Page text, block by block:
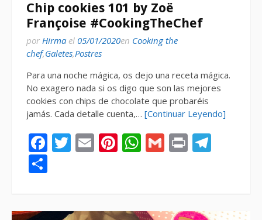
Chip cookies 101 by Zoë
Françoise #CookingTheChef
por Hirma el 05/01/2020en Cooking the
chef,Galetes,Postres
Para una noche mágica, os dejo una receta mágica.
No exagero nada si os digo que son las mejores
cookies con chips de chocolate que probaréis
jamás. Cada detalle cuenta,… [Continuar Leyendo]
Facebook
Twitter
EmailPinterest
WhatsApp
Gmail
Print